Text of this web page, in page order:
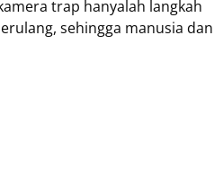
trap hanyalah langkah
sehingga manusia dan